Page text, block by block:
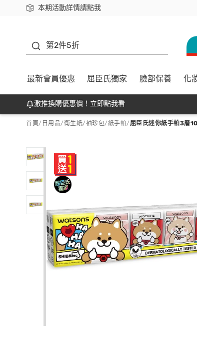
本期活動詳情請點我
下載app最高回饋$350
第2件5折
最新會員優惠 屈臣氏獨家 臉部保養 化
激推換購優惠價！立即點我看
首頁/ 日用品/衛生紙/袖珍包/紙手帕/屈臣氏迷你紙手帕3層